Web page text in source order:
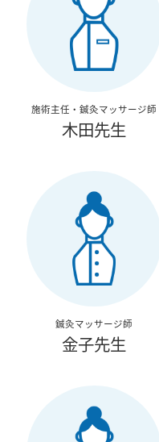
施術主任・鍼灸マッサージ師
木田先生
鍼灸マッサージ師
金子先生